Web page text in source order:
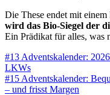
Die These endet mit
wird das Bio-Siegel der
Ein Prädikat für alles, was
#13 Adventskalender:
LKWs
#15 Adventskalender:
– und frisst Margen